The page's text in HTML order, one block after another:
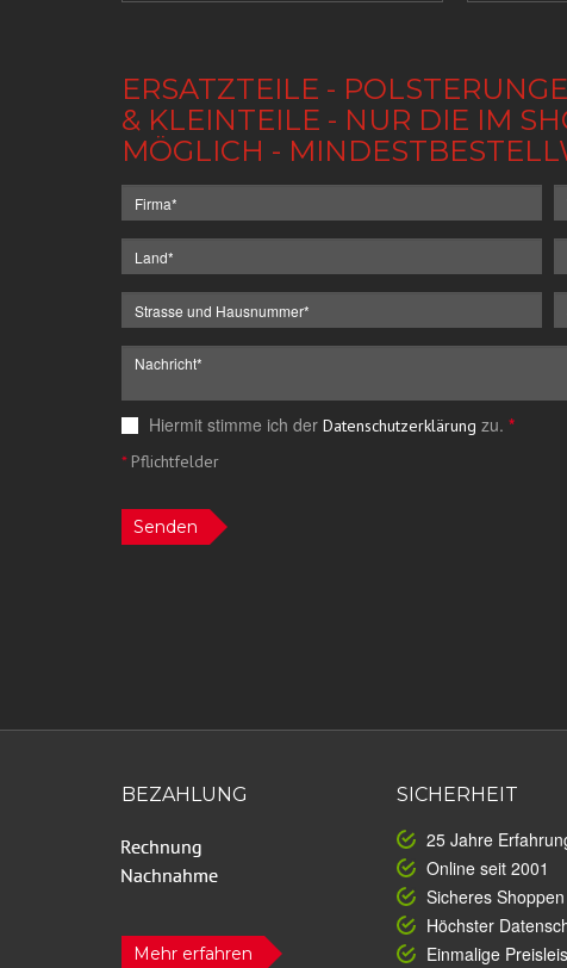
ERSATZTEILE -
& KLEINTEILE - NUR DIE IM
MÖGLICH -
Hiermit stimme ich der Datenschutzerklärung zu. *
*Pflichtfelder
Senden
BEZAHLUNG
Mehr erfahren
SICHERHEIT
25 Jahre
Online seit 2001
Sicheres
Höchster
Einmalige